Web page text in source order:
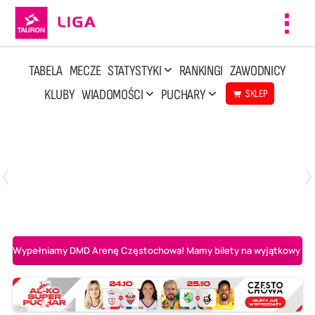
TABELA MECZE STATYSTYKI RANKINGI ZAWODNICY
KLUBY WIADOMOŚCI PUCHARY SKLEP
Wypełniamy DMD Arenę Częstochowa! Mamy bilety na wyjątkowy